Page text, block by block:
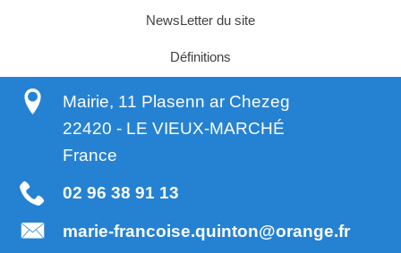
NewsLetter du site
Définitions
Mairie, 11 Plasenn ar Chezeg
22420 - LE VIEUX-MARCHÉ
France
02 96 38 91 13
marie-francoise.quinton@orange.fr